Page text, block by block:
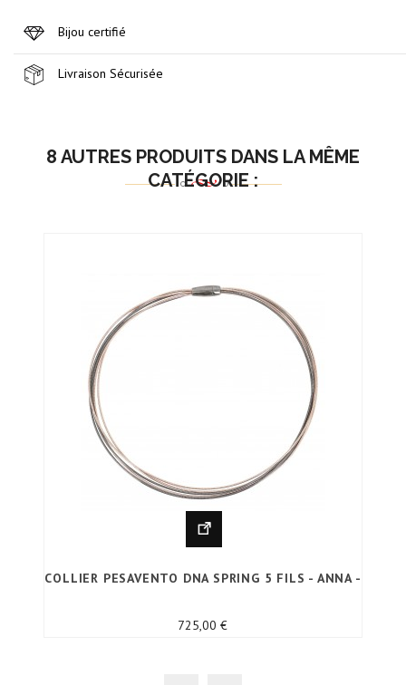
Bijou certifié
Livraison Sécurisée
8 AUTRES PRODUITS DANS LA MÊME
CATÉGORIE :
COLLIER PESAVENTO DNA SPRING 5 FILS - ANNA -
725,00 €Prix